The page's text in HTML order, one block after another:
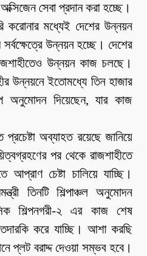
সেবা প্রদান করা হচ্ছে।
করোনার মধ্যেই দেশের উন্নয়ন
উন্নয়ন হচ্ছে। দেশের
উন্নয়ন কাজ চলছে।
উন্নয়নে ইতোমধ্যে তিন হাজার
অনুমোদন দিয়েছেন, যার কাজ
প্রচেষ্টা অব্যাহত রয়েছে জানিয়ে
পর থেকে রাজশাহীতে
আপ্রাণ চেষ্টা চালিয়ে যাচ্ছি।
তিনটি শিল্পাঞ্চল অনুমোদন
শিল্পনগরী-২ এর কাজ শেষ
করে যাচ্ছি। আশা করছি
প্লট বরাদ্দ দেওয়া সম্ভব হবে।